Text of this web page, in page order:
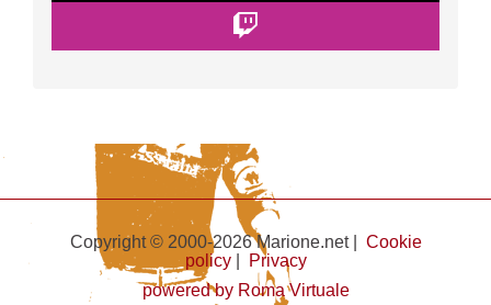
Copyright © 2000-2026 Marione.net | Cookie
policy|
Privacy
powered by Roma Virtuale